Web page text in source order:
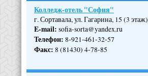
Колледж-отель "София"
г. Сортавала, ул. Гагарина, 15 (3 этаж)
E-mail: sofia-sorta@yandex.ru
Телефон: 8-921-461-32-57
Факс: 8 (81430) 4-78-85